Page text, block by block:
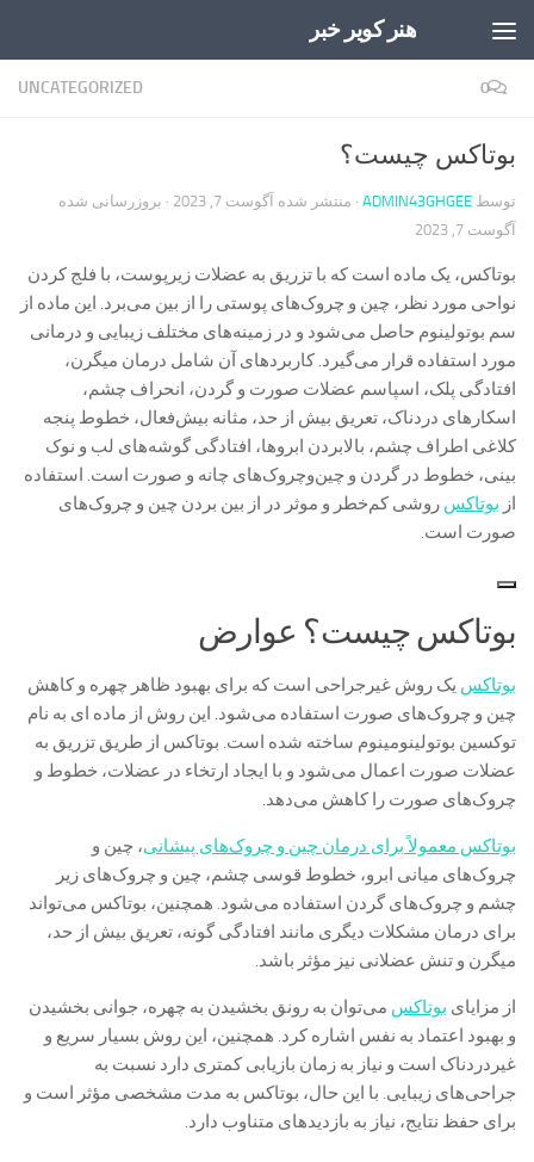
هنر کویر خبر
UNCATEGORIZED 0
بوتاکس چیست؟
توسط ADMIN43GHGEE · منتشر شده آگوست 7, 2023
· بروزرسانی شده
آگوست 7, 2023
بوتاکس، یک ماده است که با تزریق به عضلات زیرپوست، با فلج کردن
نواحی مورد نظر، چین و چروک‌های پوستی را از بین می‌برد. این ماده از
سم بوتولینوم حاصل می‌شود و در زمینه‌های مختلف زیبایی و درمانی
مورد استفاده قرار می‌گیرد. کاربردهای آن شامل درمان میگرن،
افتادگی پلک، اسپاسم عضلات صورت و گردن، انحراف چشم،
اسکارهای دردناک، تعریق بیش از حد، مثانه بیش‌فعال، خطوط پنجه
کلاغی اطراف چشم، بالابردن ابروها، افتادگی گوشه‌های لب و نوک
بینی، خطوط در گردن و چین‌وچروک‌های چانه و صورت است. استفاده
از بوتاکس روشی کم‌خطر و موثر در از بین بردن چین و چروک‌های
صورت است.
بوتاکس چیست؟ عوارض
بوتاکس یک روش غیرجراحی است که برای بهبود ظاهر چهره و کاهش
چین و چروک‌های صورت استفاده می‌شود. این روش از ماده ای به نام
توکسین بوتولینومینوم ساخته شده است. بوتاکس از طریق تزریق به
عضلات صورت اعمال می‌شود و با ایجاد ارتخاء در عضلات، خطوط و
چروک‌های صورت را کاهش می‌دهد.
بوتاکس معمولاً برای درمان چین و چروک‌های پیشانی، چین و
چروک‌های میانی ابرو، خطوط قوسی چشم، چین و چروک‌های زیر
چشم و چروک‌های گردن استفاده می‌شود. همچنین، بوتاکس می‌تواند
برای درمان مشکلات دیگری مانند افتادگی گونه، تعریق بیش از حد،
میگرن و تنش عضلانی نیز مؤثر باشد.
از مزایای بوتاکس می‌توان به رونق بخشیدن به چهره، جوانی بخشیدن
و بهبود اعتماد به نفس اشاره کرد. همچنین، این روش بسیار سریع و
غیردردناک است و نیاز به زمان بازیابی کمتری دارد نسبت به
جراحی‌های زیبایی. با این حال، بوتاکس به مدت مشخصی مؤثر است و
برای حفظ نتایج، نیاز به بازدیدهای متناوب دارد.